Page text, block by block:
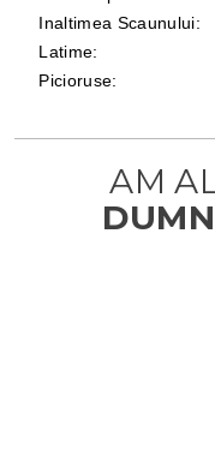
Inaltimea Scaunului:
Latime:
Picioruse: